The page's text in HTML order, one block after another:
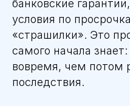
банковские
условия по
«страшилки». Это
самого начала
вовремя, чем потом
последствия.